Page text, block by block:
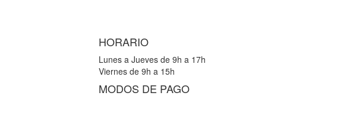
HORARIO
Lunes a Jueves de 9h a 17h
Viernes de 9h a 15h
MODOS DE PAGO